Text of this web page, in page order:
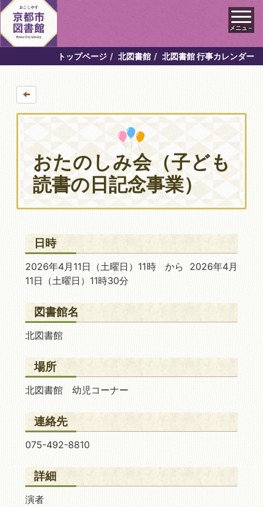
メニュ－
トップページ 北図書館 北図書館 行事カレンダー
おたのしみ会（子ども
読書の日記念事業）
日時
2026年4月11日 （土曜日）11時 から 2026年4月
11日 （土曜日）11時30分
図書館名
北図書館
場所
北図書館 幼児コーナー
連絡先
075-492-8810
詳細
演者